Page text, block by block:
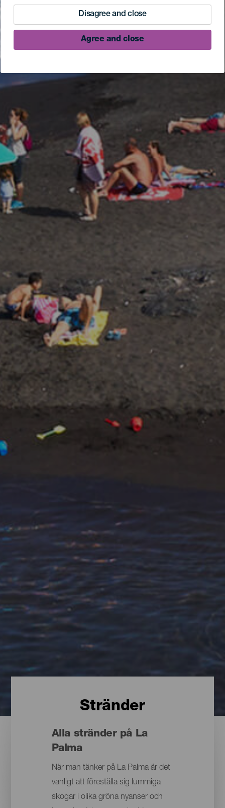
Disagree and close
Agree and close
Stränder
Alla stränder på La
Palma
När man tänker på La Palma är det
vanligt att föreställa sig lummiga
skogar i olika gröna nyanser och